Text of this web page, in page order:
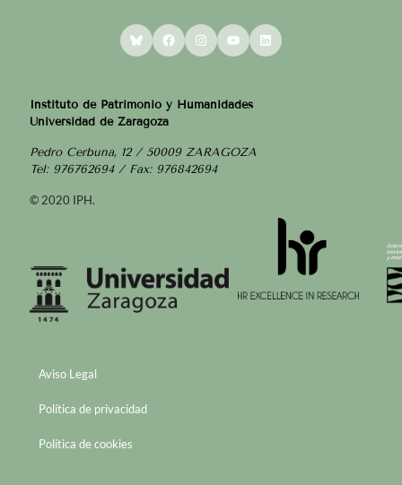
BlueskyFacebookInstagram
YouTubeLinkedIn
Instituto de Patrimonio y Humanidades
Universidad de Zaragoza
Pedro Cerbuna, 12 / 50009 ZARAGOZA
Tel: 976762694 / Fax: 976842694
© 2020 IPH.
Aviso Legal
Política de privacidad
Política de cookies